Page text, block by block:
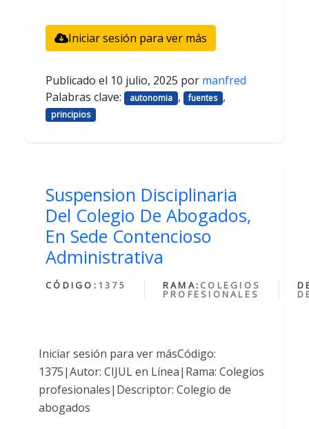
Iniciar sesión para ver más
Publicado el 10 julio, 2025 por manfred
Palabras clave:
autonomia , fuentes ,
principios
Suspension Disciplinaria
Del Colegio De Abogados,
En Sede Contencioso
Administrativa
CÓDIGO: 1375 RAMA: COLEGIOS
PROFESIONALES
Iniciar sesión para ver másCódigo:
1375|Autor: CIJUL en Línea|Rama: Colegios
profesionales|Descriptor: Colegio de
abogados